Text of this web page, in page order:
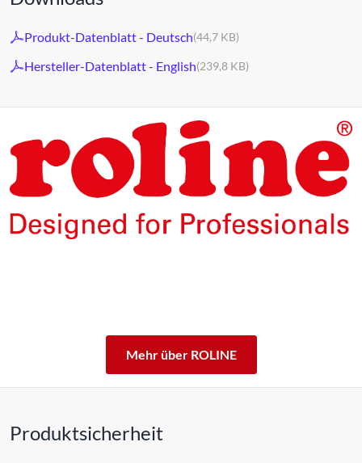
Produkt-Datenblatt - Deutsch(44,7 KB)
Hersteller-Datenblatt - English(239,8 KB)
Mehr über ROLINE
Produktsicherheit